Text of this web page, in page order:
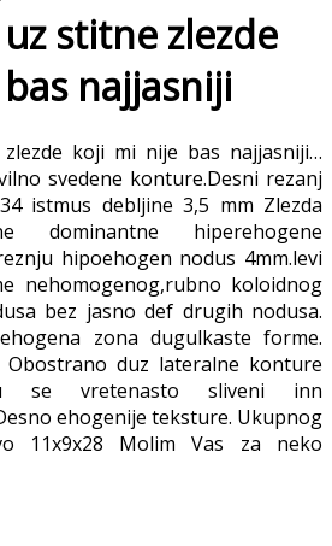
stitne zlezde
najjasniji
koji mi nije bas najjasniji…
svedene konture.Desni rezanj
istmus debljine 3,5 mm Zlezda
dominantne hiperehogene
hipoehogen nodus 4mm.levi
nehomogenog,rubno koloidnog
bez jasno def drugih nodusa.
zona dugulkaste forme.
Obostrano duz lateralne konture
se vretenasto sliveni inn
ehogenije teksture. Ukupnog
11x9x28 Molim Vas za neko